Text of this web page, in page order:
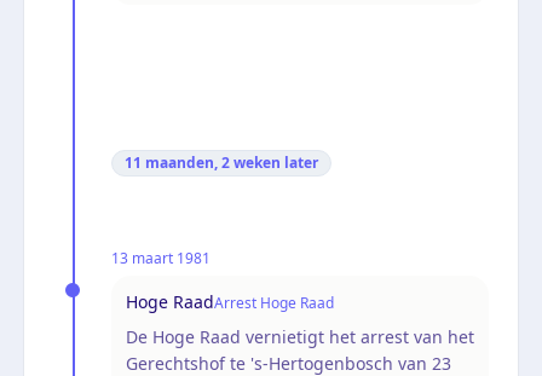
11 maanden, 2 weken later
13 maart 1981
Hoge RaadArrest Hoge Raad
De Hoge Raad vernietigt het arrest van het
Gerechtshof te 's-Hertogenbosch van 23